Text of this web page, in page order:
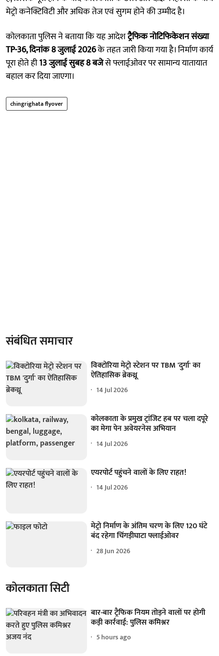
मेट्रो कनेक्टिविटी और अधिक तेज एवं सुगम होने की उम्मीद है।
कोलकाता पुलिस ने बताया कि यह आदेशट्रैफिक नोटिफिकेशन संख्या
TP-36, दिनांक 8 जुलाई 2026के तहत जारी किया गया है। निर्माण कार्य
पूरा होते ही13 जुलाई सुबह 8 बजेसे फ्लाईओवर पर सामान्य यातायात
बहाल कर दिया जाएगा।
chingrighata flyover
संबंधित समाचार
विक्टोरिया मेट्रो स्टेशन पर TBM 'दुर्गा' का
ऐतिहासिक ब्रेकथ्रू
14 Jul 2026
कोलकाता के प्रमुख ट्रांजिट हब पर चला दपूरे
का मेगा पेन अवेयरनेस अभियान
14 Jul 2026
एयरपोर्ट पहुंचने वालों के लिए राहत!
14 Jul 2026
मेट्रो निर्माण के अंतिम चरण के लिए 120 घंटे
बंद रहेगा चिंगड़ीघाटा फ्लाईओवर
28 Jun 2026
कोलकाता सिटी
बार-बार ट्रैफिक नियम तोड़ने वालों पर होगी
कड़ी कार्रवाई: पुलिस कमिश्नर
5 hours ago